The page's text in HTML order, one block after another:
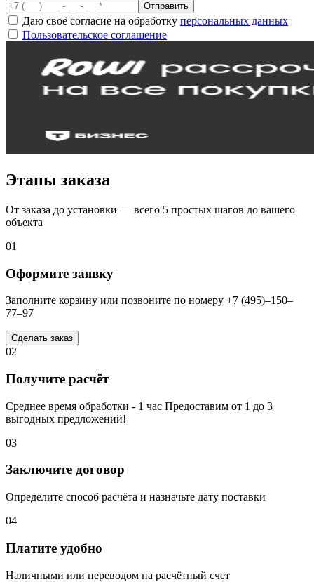
Отправить
Даю своё согласие на обработку персональных данных
Пользовательское соглашение
Этапы заказа
От заказа до установки — всего 5 простых шагов до вашего
объекта
01
Оформите заявку
Заполните корзину или позвоните по номеру +7 (495)–150–
77–97
Сделать заказ
02
Получите расчёт
Среднее время обработки - 1 час Предоставим от 1 до 3
выгодных предложений!
03
Заключите договор
Определите способ расчёта и назначьте дату поставки
04
Платите удобно
Наличными или переводом на расчётный счет